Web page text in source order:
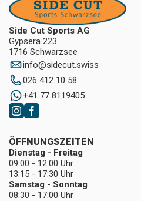
Side Cut Sports AG
Gypsera 223
1716 Schwarzsee
info@sidecut.swiss
026 412 10 58
+41 77 8119405
ÖFFNUNGSZEITEN
Dienstag - Freitag
09:00 - 12:00 Uhr
13:15 - 17:30 Uhr
Samstag - Sonntag
08:30 - 17:00 Uhr